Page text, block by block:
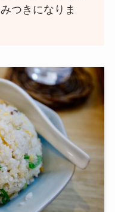
つきになりま